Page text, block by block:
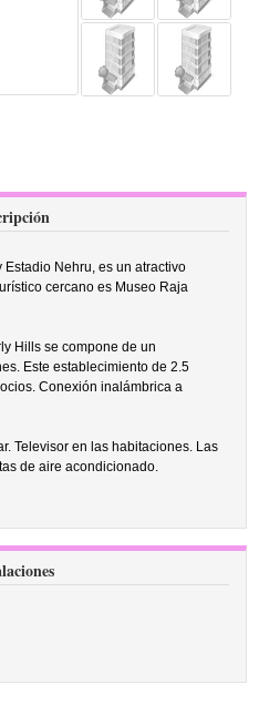
Estadio Nehru, es un atractivo
cercano es Museo Raja
Hills se compone de un
Este establecimiento de 2.5
Conexión inalámbrica a
Televisor en las habitaciones. Las
de aire acondicionado.